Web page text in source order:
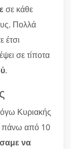
σε κάθε
Πολλά
έτσι
σε τίποτα
.
Κυριακής
πάνω από 10
να